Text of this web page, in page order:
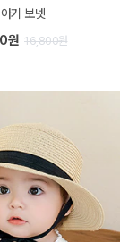
기 보넷
원 16,800원